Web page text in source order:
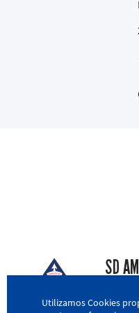
SD
Utilizamos Cookies